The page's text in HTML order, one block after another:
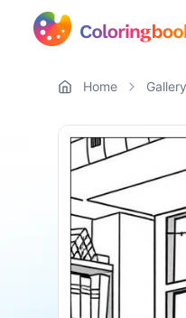
Home Gallery